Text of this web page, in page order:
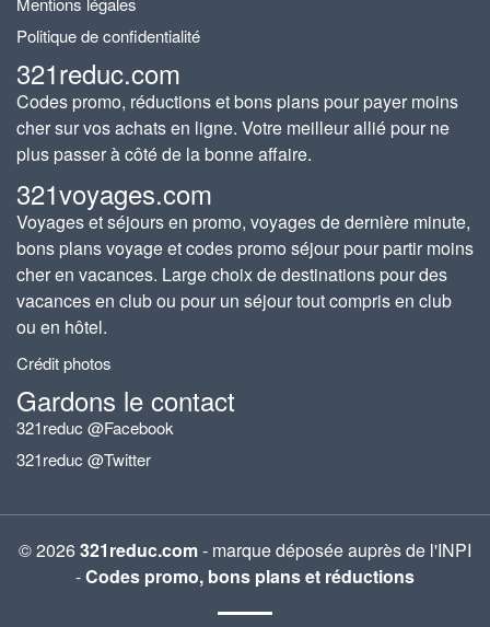
Politique de confidentialité
321reduc.com
Codes promo, réductions et bons plans pour payer moins
cher sur vos achats en ligne. Votre meilleur allié pour ne
plus passer à côté de la bonne affaire.
321voyages.com
Voyages et séjours en promo, voyages de dernière minute,
bons plans voyage et codes promo séjour pour partir moins
cher en vacances. Large choix de destinations pour des
vacances en club ou pour un séjour tout compris en club
ou en hôtel.
Crédit photos
Gardons le contact
321reduc @Facebook
321reduc @Twitter
© 2026321reduc.com- marque déposée auprès de l'INPI
-Codes promo, bons plans et réductions